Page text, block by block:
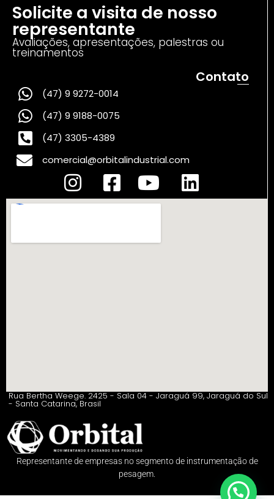
Solicite a visita de nosso
representante
Avaliações, apresentações, palestras ou
treinamentos
Contato
(47) 9 9272-0014
(47) 9 9188-0075
(47) 3305-4389
comercial@orbitalindustrial.com
Rua Bertha Weege. 2425 - Sala 04 - Jaraguá 99, Jaraguá do Sul
- Santa Catarina, Brasil
Representante de empresas no segmento de instrumentação de
pesagem.